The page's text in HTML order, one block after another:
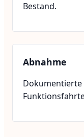
Bestand.
Abnahme